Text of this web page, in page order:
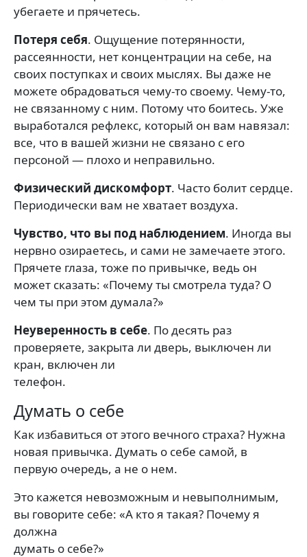
убегаете и прячетесь.
Потеря себя. Ощущение потерянности,
рассеянности, нет концентрации на себе, на
своих поступках и своих мыслях. Вы даже не
можете обрадоваться чему-то своему. Чему-то,
не связанному с ним. Потому что боитесь. Уже
выработался рефлекс, который он вам навязал:
все, что в вашей жизни не связано с его
персоной — плохо и неправильно.
Физический дискомфорт. Часто болит сердце.
Периодически вам не хватает воздуха.
Чувство, что вы под наблюдением. Иногда вы
нервно озираетесь, и сами не замечаете этого.
Прячете глаза, тоже по привычке, ведь он
может сказать: «Почему ты смотрела туда? О
чем ты при этом думала?»
Неуверенность в себе. По десять раз
проверяете, закрыта ли дверь, выключен ли
кран, включен ли
телефон.
Думать о себе
Как избавиться от этого вечного страха? Нужна
новая привычка. Думать о себе самой, в
первую очередь, а не о нем.
Это кажется невозможным и невыполнимым,
вы говорите себе: «А кто я такая? Почему я
должна
думать о себе?»